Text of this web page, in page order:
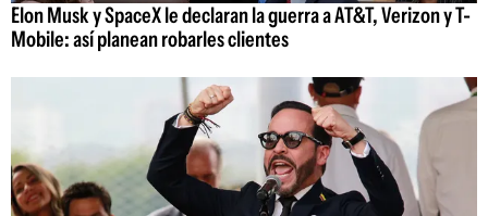
Elon Musk y SpaceX le declaran la guerra a AT&T, Verizon y T-
Mobile: así planean robarles clientes